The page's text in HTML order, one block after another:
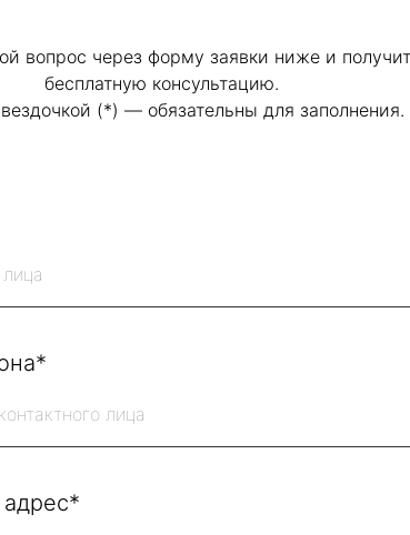
вопрос через форму заявки ниже и
бесплатную консультацию.
(*) — обязательны для заполнения.